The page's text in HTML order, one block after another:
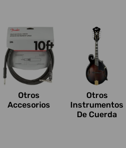
o
n
e
Otros
Accesorios
Otros
Instrumentos
De Cuerda